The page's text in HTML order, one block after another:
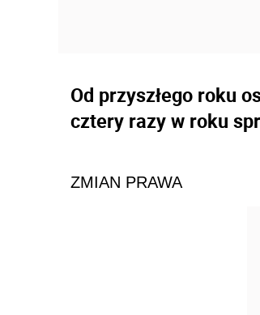
Od przyszłego roku
cztery razy w roku
ZMIAN PRAWA